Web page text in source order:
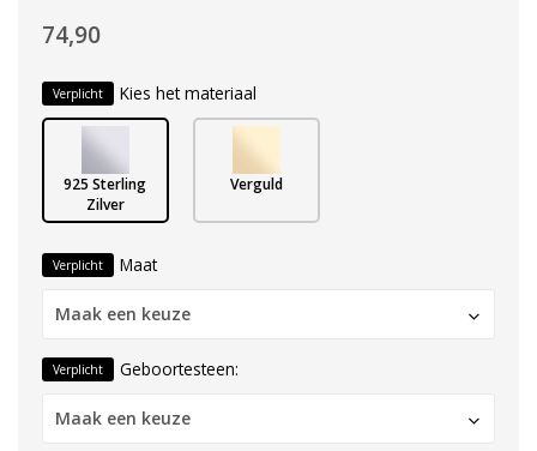
74,90
Verplicht Kies het materiaal
925 Sterling
Zilver
Verguld
Verplicht Maat
Maak een keuze
Verplicht Geboortesteen:
Maak een keuze